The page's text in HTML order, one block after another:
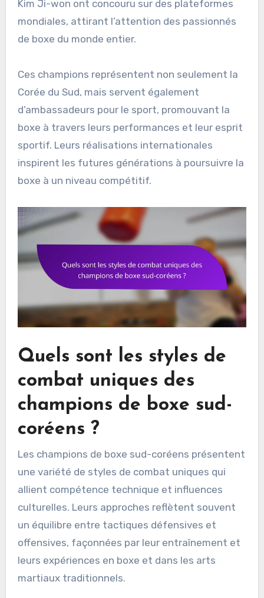
Kim Ji-won ont concouru sur des plateformes
mondiales, attirant l’attention des passionnés
de boxe du monde entier.
Ces champions représentent non seulement la
Corée du Sud, mais servent également
d’ambassadeurs pour le sport, promouvant la
boxe à travers leurs performances et leur esprit
sportif. Leurs réalisations internationales
inspirent les futures générations à poursuivre la
boxe à un niveau compétitif.
Quels sont les styles de
combat uniques des
champions de boxe sud-
coréens ?
Les champions de boxe sud-coréens présentent
une variété de styles de combat uniques qui
allient compétence technique et influences
culturelles. Leurs approches reflètent souvent
un équilibre entre tactiques défensives et
offensives, façonnées par leur entraînement et
leurs expériences en boxe et dans les arts
martiaux traditionnels.